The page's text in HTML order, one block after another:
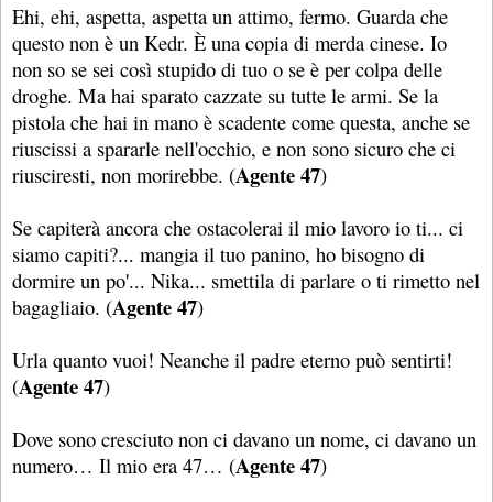
Ehi, ehi, aspetta, aspetta un attimo, fermo. Guarda che
questo non è un Kedr. È una copia di merda cinese. Io
non so se sei così stupido di tuo o se è per colpa delle
droghe. Ma hai sparato cazzate su tutte le armi. Se la
pistola che hai in mano è scadente come questa, anche se
riuscissi a spararle nell'occhio, e non sono sicuro che ci
riusciresti, non morirebbe. (Agente 47)
Se capiterà ancora che ostacolerai il mio lavoro io ti... ci
siamo capiti?... mangia il tuo panino, ho bisogno di
dormire un po'... Nika... smettila di parlare o ti rimetto nel
bagagliaio. (Agente 47)
Urla quanto vuoi! Neanche il padre eterno può sentirti!
(Agente 47)
Dove sono cresciuto non ci davano un nome, ci davano un
numero… Il mio era 47… (Agente 47)